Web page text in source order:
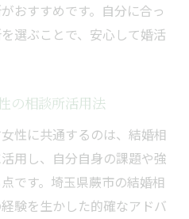
おすすめです。自分に合っ
選ぶことで、安心して婚活
の相談所活用法
性に共通するのは、結婚相
用し、自分自身の課題や強
です。埼玉県蕨市の結婚相
験を生かした的確なアドバ